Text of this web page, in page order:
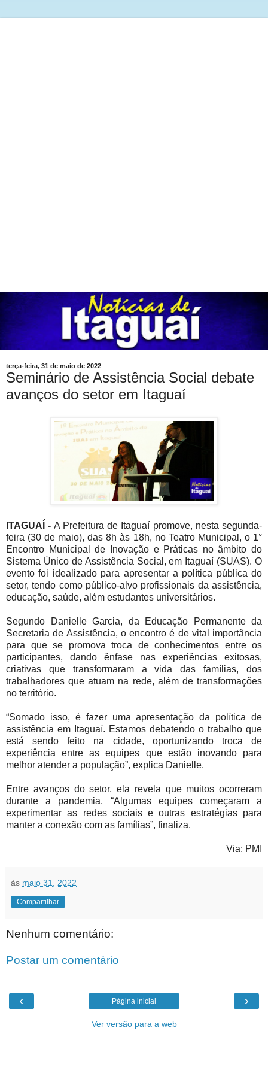
terça-feira, 31 de maio de 2022
Seminário de Assistência Social debate
avanços do setor em Itaguaí
ITAGUAÍ - A Prefeitura de Itaguaí promove, nesta segunda-
feira (30 de maio), das 8h às 18h, no Teatro Municipal, o 1°
Encontro Municipal de Inovação e Práticas no âmbito do
Sistema Único de Assistência Social, em Itaguaí (SUAS). O
evento foi idealizado para apresentar a política pública do
setor, tendo como público-alvo profissionais da assistência,
educação, saúde, além estudantes universitários.
Segundo Danielle Garcia, da Educação Permanente da
Secretaria de Assistência, o encontro é de vital importância
para que se promova troca de conhecimentos entre os
participantes, dando ênfase nas experiências exitosas,
criativas que transformaram a vida das famílias, dos
trabalhadores que atuam na rede, além de transformações
no território.
“Somado isso, é fazer uma apresentação da política de
assistência em Itaguaí. Estamos debatendo o trabalho que
está sendo feito na cidade, oportunizando troca de
experiência entre as equipes que estão inovando para
melhor atender a população”, explica Danielle.
Entre avanços do setor, ela revela que muitos ocorreram
durante a pandemia. “Algumas equipes começaram a
experimentar as redes sociais e outras estratégias para
manter a conexão com as famílias”, finaliza.
Via: PMI
às maio 31, 2022
Compartilhar
Nenhum comentário:
Postar um comentário
‹ ›
Página inicial
Ver versão para a web